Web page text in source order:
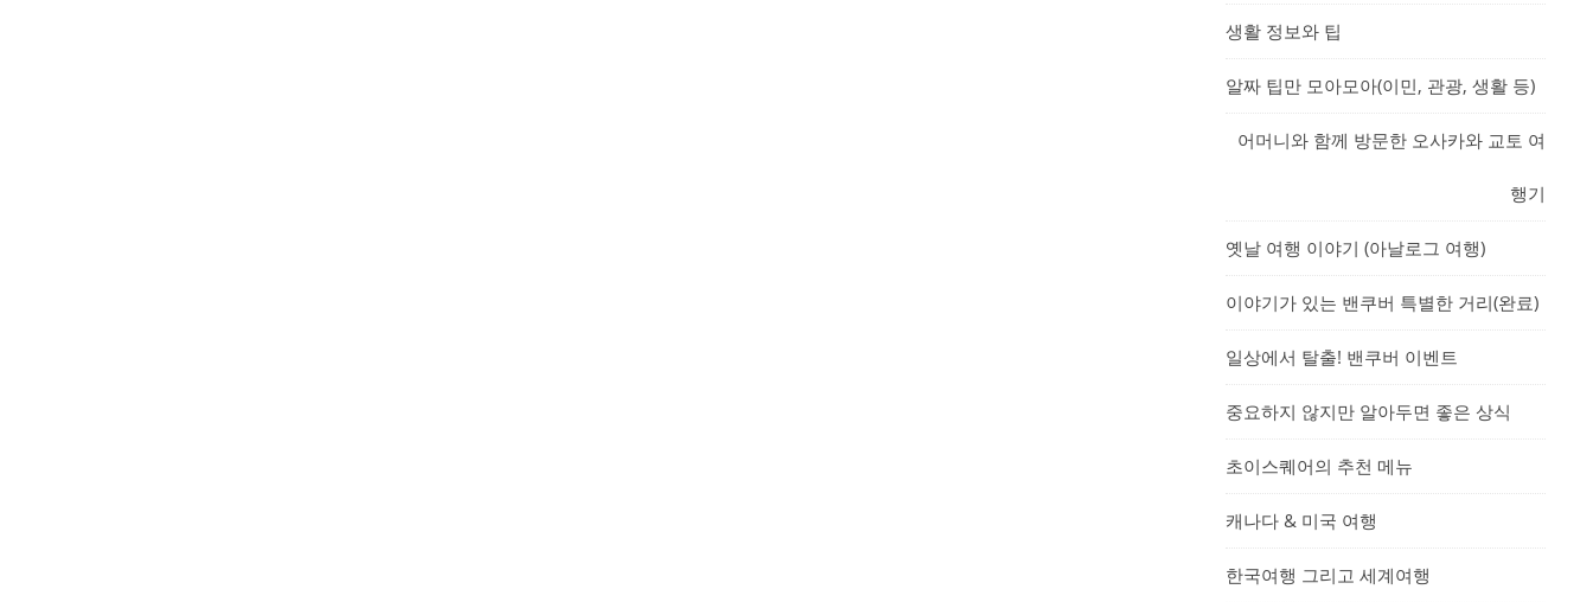
생활 정보와 팁
알짜 팁만 모아모아(이민, 관광, 생활 등)
어머니와 함께 방문한 오사카와 교토 여
행기
옛날 여행 이야기 (아날로그 여행)
이야기가 있는 밴쿠버 특별한 거리(완료)
일상에서 탈출! 밴쿠버 이벤트
중요하지 않지만 알아두면 좋은 상식
초이스퀘어의 추천 메뉴
캐나다 & 미국 여행
한국여행 그리고 세계여행